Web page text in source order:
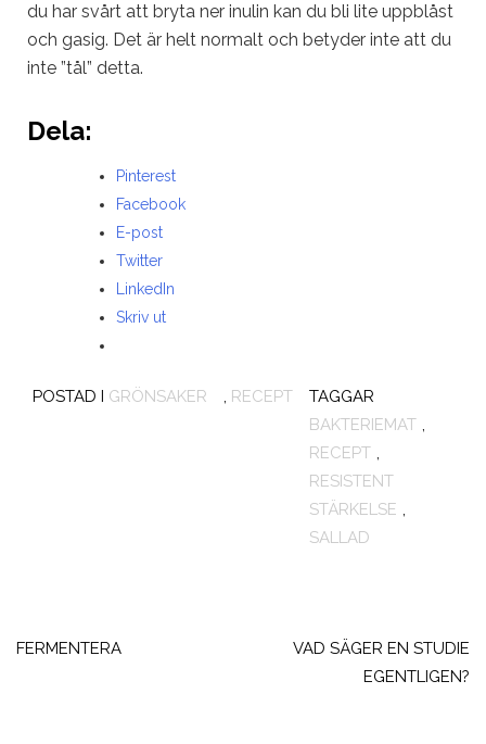
du har svårt att bryta ner inulin kan du bli lite uppblåst
och gasig. Det är helt normalt och betyder inte att du
inte ”tål” detta.
Dela:
Pinterest
Facebook
E-post
Twitter
LinkedIn
Skriv ut
POSTAD I GRÖNSAKER , RECEPT
TAGGAR
BAKTERIEMAT ,
RECEPT ,
RESISTENT
STÄRKELSE ,
SALLAD
FERMENTERA
VAD SÄGER EN STUDIE
EGENTLIGEN?